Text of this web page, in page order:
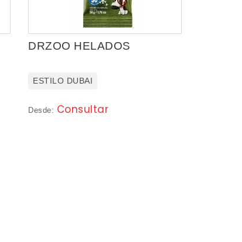
DRZOO HELADOS
ESTILO DUBAI
Desde: Consultar